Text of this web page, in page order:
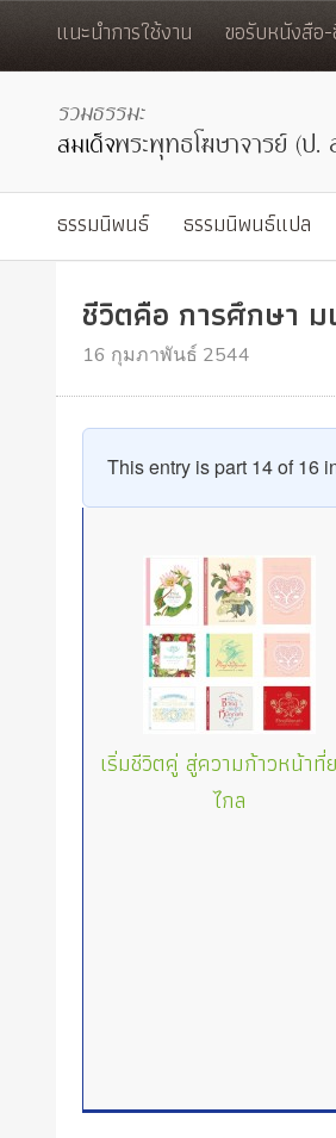
แนะนำการใช้งาน ขอรับหนังสือ
ธรรมนิพนธ์ ธรรมนิพนธ์แปล
ชีวิตคือ การศึกษา
16 กุมภาพันธ์ 2544
This entry is part 14 of 16
เริ่มชีวิตคู่ สู่ความก้าวหน้าที่
ไกล